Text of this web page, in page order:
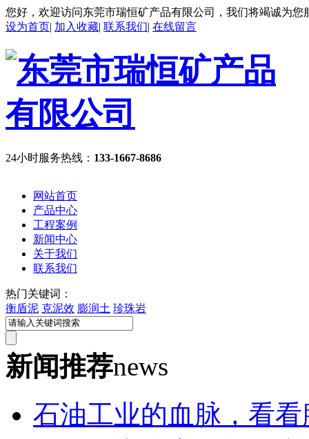
您好，欢迎访问东莞市瑞恒矿产品有限公司，我们将竭诚为您
设为首页| 加入收藏| 联系我们| 在线留言
24小时服务热线： 133-1667-8686
网站首页
产品中心
工程案例
新闻中心
关于我们
联系我们
热门关键词：
衡盾泥 克泥效 膨润土 珍珠岩
新闻推荐news
石油工业的血脉，看